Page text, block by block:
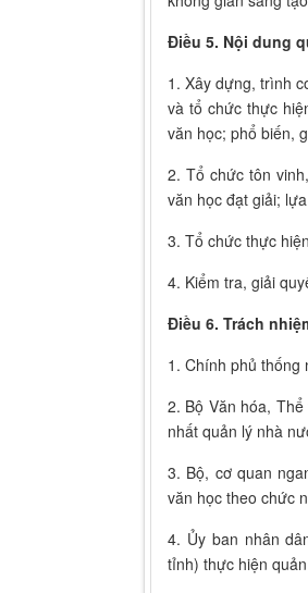
Điều 5. Nội dung
1. Xây dựng, trình
và tổ chức thực
văn học; phổ biến,
2. Tổ chức tôn
văn học đạt giải;
3. Tổ chức thực
4. Kiểm tra, giải
Điều 6. Trách
1. Chính phủ thống
2. Bộ Văn hóa,
nhất quản lý nhà
3. Bộ, cơ quan
văn học theo chức
4. Ủy ban nhân
tỉnh) thực hiện